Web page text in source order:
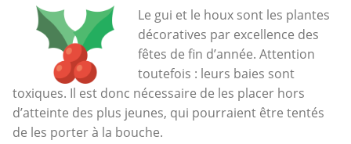
Le gui et le houx sont les plantes
décoratives par excellence des
fêtes de fin d’année. Attention
toutefois : leurs baies sont
toxiques. Il est donc nécessaire de les placer hors
d’atteinte des plus jeunes, qui pourraient être tentés
de les porter à la bouche.